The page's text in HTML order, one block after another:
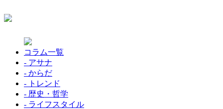
コラム一覧
- アサナ
- からだ
- トレンド
- 歴史・哲学
- ライフスタイル